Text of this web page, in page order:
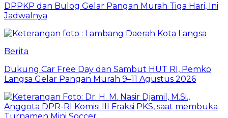
DPPKP dan Bulog Gelar Pangan Murah Tiga Hari, Ini
Jadwalnya
Berita
Dukung Car Free Day dan Sambut HUT RI, Pemko
Langsa Gelar Pangan Murah 9–11 Agustus 2026